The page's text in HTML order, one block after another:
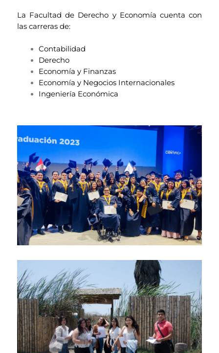
La Facultad de Derecho y Economía cuenta con
las carreras de:
Contabilidad
Derecho
Economía y Finanzas
Economía y Negocios Internacionales
Ingeniería Económica